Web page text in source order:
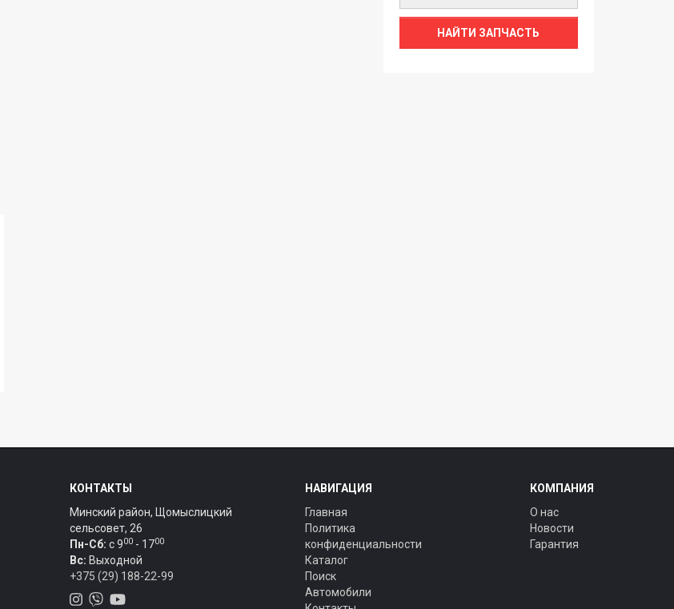
НАЙТИ ЗАПЧАСТЬ
КОНТАКТЫ
Минский район, Щомыслицкий
сельсовет, 26
Пн-Сб: c 900 - 1700
Вс: Выходной
+375 (29) 188-22-99
НАВИГАЦИЯ
Главная
Политика
конфиденциальности
Каталог
Поиск
Автомобили
КОМПАНИЯ
О нас
Новости
Гарантия